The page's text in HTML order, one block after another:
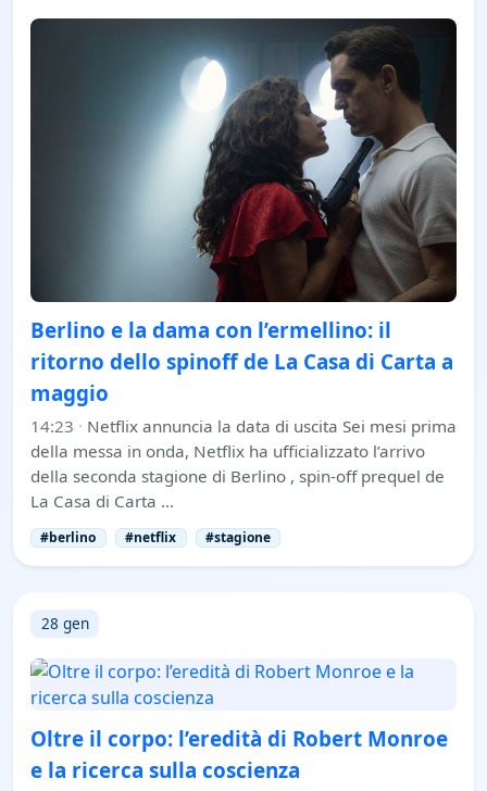
Berlino e la dama con l’ermellino: il
ritorno dello spinoff de La Casa di Carta a
maggio
14:23 · Netflix annuncia la data di uscita Sei mesi prima
della messa in onda, Netflix ha ufficializzato l’arrivo
della seconda stagione di Berlino , spin-off prequel de
La Casa di Carta …
#berlino #netflix #stagione
28 gen
Oltre il corpo: l’eredità di Robert Monroe
e la ricerca sulla coscienza